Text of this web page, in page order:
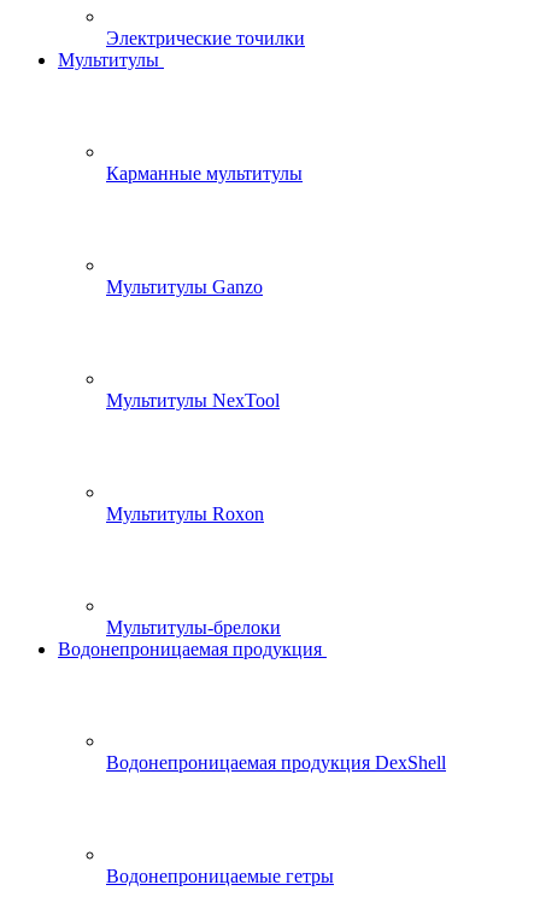
Электрические точилки
Мультитулы
Карманные мультитулы
Мультитулы Ganzo
Мультитулы NexTool
Мультитулы Roxon
Мультитулы-брелоки
Водонепроницаемая продукция
Водонепроницаемая продукция DexShell
Водонепроницаемые гетры